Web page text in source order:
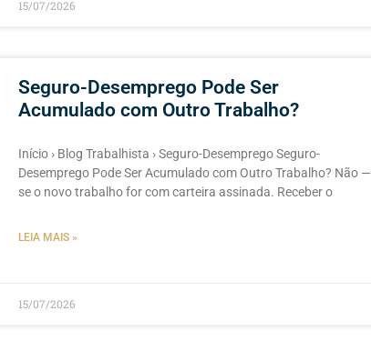
15/07/2026
Seguro-Desemprego Pode Ser
Acumulado com Outro Trabalho?
Início › Blog Trabalhista › Seguro-Desemprego Seguro-
Desemprego Pode Ser Acumulado com Outro Trabalho? Não —
se o novo trabalho for com carteira assinada. Receber o
LEIA MAIS »
15/07/2026